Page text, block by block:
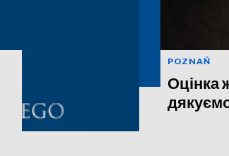
POZNAŃ
Оцінка